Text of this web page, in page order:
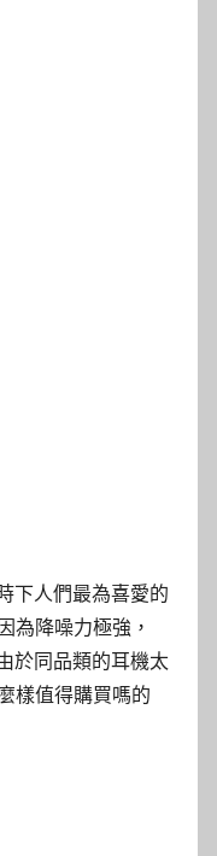
下人們最為喜愛的
為降噪力極強，
於同品類的耳機太
樣值得購買嗎的